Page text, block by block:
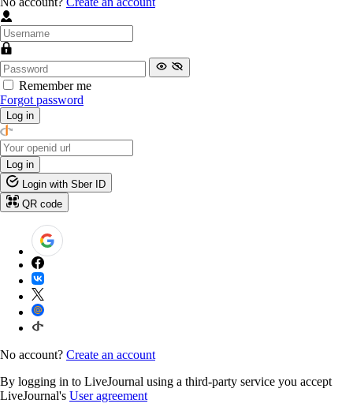
Remember me
Forgot password
Log in
Log in
Login with Sber ID
QR code
No account? Create an account
By logging in to LiveJournal using a third-party service you accept
LiveJournal's User agreement